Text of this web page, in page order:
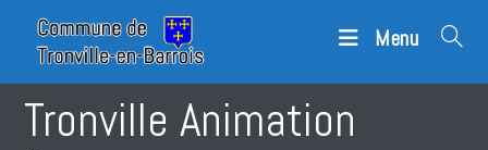
content
Menu
Tronville Animation